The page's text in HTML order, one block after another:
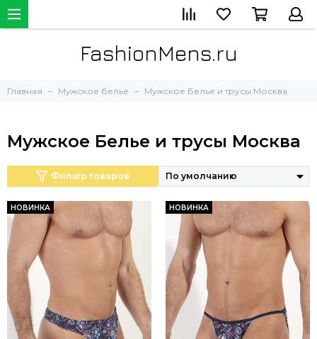
FashionMens.ru
Главная Мужское белье Мужское Белье и трусы Москва
Мужское Белье и трусы Москва
Фильтр товаров
НОВИНКА НОВИНКА